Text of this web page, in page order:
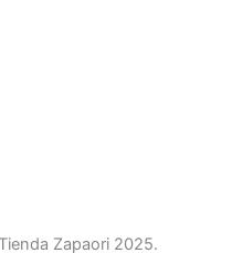
Zapaori 2025.